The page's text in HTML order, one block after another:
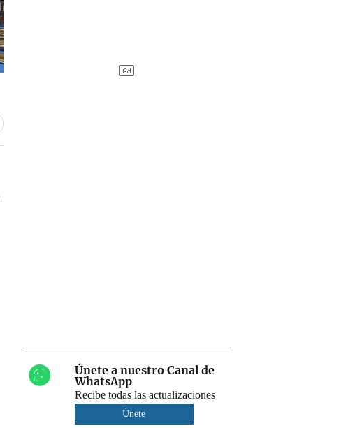
Únete a nuestro Canal de
WhatsApp
Recibe todas las actualizaciones
Únete